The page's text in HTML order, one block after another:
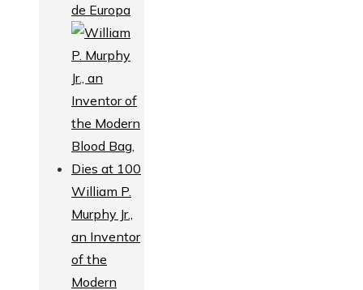
de Europa
William P.
Murphy Jr.,
an Inventor
of the
Modern